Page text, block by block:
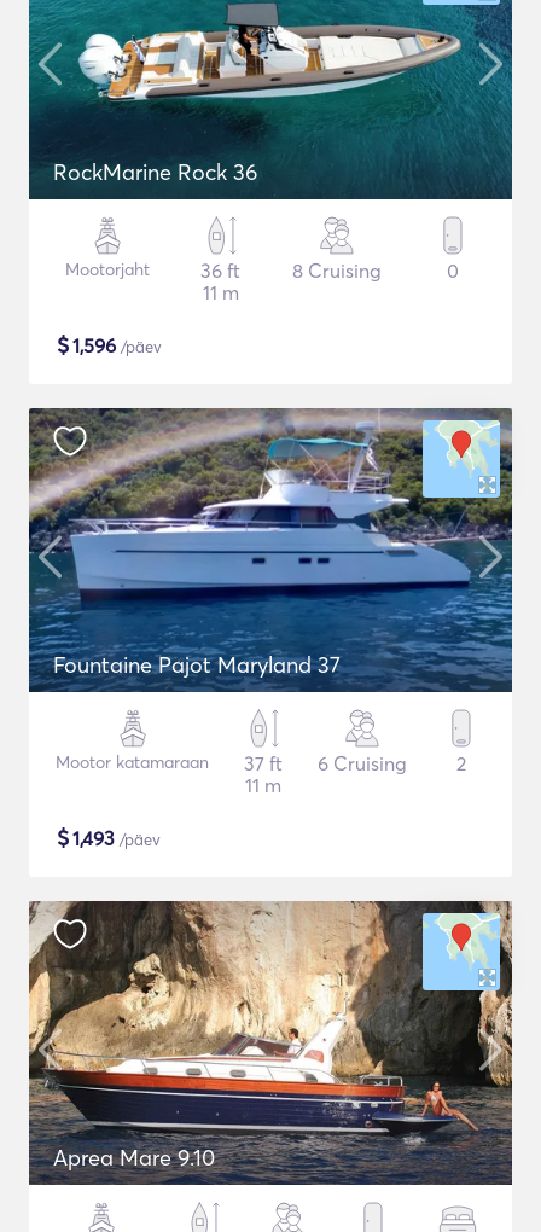
RockMarine Rock 36
Mootorjaht
36 ft
11 m
8 Cruising 0
$1,596 /päev
Fountaine Pajot Maryland 37
Mootor katamaraan
37 ft
11 m
6 Cruising 2
$1,493 /päev
Aprea Mare 9.10